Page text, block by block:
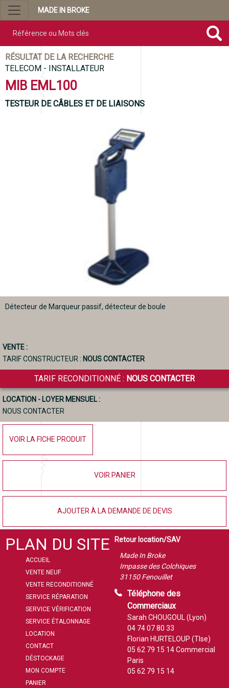
MADE IN BROKE
RÉSULTAT DE LA RECHERCHE
TELECOM - INSTALLATEUR
MIB EML100
TESTEUR DE CÂBLES ET DE LIAISONS
Détecteur de Marqueur passif, détecteur de boule
VENTE :
TARIF CONSTRUCTEUR : NOUS CONTACTER
TARIF RECONDITIONNÉ : NOUS CONTACTER
LOCATION - LOYER MENSUEL :
NOUS CONTACTER
VOIR LA FICHE PRODUIT
VOIR PANIER
AJOUTER À LA DEMANDE DE DEVIS
PLAN DU SITE
ACCUEIL
VENTE NEUF
VENTE RECONDITIONNÉ
SERVICE RÉPARATION
SERVICE VÉRIFICATION
SERVICE ÉTALONNAGE
LOCATION
CONTACT
DÉSTOCKAGE
MON COMPTE
PANIER
Retour location/SAV
Made In Broke
Impasse des Colchiques
31150 Fenouillet
Téléphone des
Commerciaux
Sarah CHOUGOUL (Lyon)
04 74 07 80 33
Florian HURTELOUP (Tlse)
05 62 79 15 14Commercial
Paris
05 62 79 15 14